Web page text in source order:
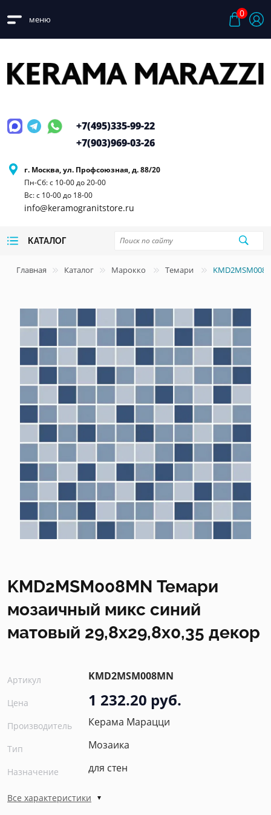
меню
0
г. Москва, ул. Профсоюзная, д. 88/20
Пн-Сб: с 10-00 до 20-00
Вс: с 10-00 до 18-00
info@keramogranitstore.ru
+7(495)335-99-22
+7(903)969-03-26
КАТАЛОГ
Главная Каталог Марокко Темари
KMD2MSM008MN Темари
мозаичный микс синий
матовый 29,8x29,8x0,35 декор
Артикул KMD2MSM008MN
Цена 1 232.20 руб.
Производитель Керама Марацци
Тип Мозаика
Назначение для стен
Все характеристики